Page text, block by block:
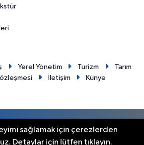
Yerel Yönetim Turizm
Tarım
İletişim Künye
sağlamak için çerezlerden
Detaylar için lütfen tıklayın.